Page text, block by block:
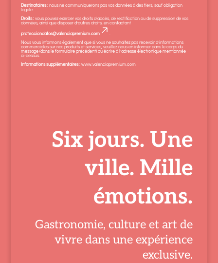
Destinataires :nous ne communiquerons pas vos données à des tiers, sauf obligation
légale.
Droits :vous pouvez exercer vos droits d’accès, de rectification ou de suppression de vos
données, ainsi que disposer d’autres droits, en contactant
protecciondatos@valenciapremium.com
.
Nous vous informons également que si vous ne souhaitez pas recevoir d’informations
commerciales sur nos produits et services, veuillez nous en informer dans le corps du
message (dans le formulaire précédent) ou écrire à l’adresse électronique mentionnée
ci‑dessus.
Informations supplémentaires : www.valenciapremium.com
Six jours. Une
ville. Mille
émotions.
Gastronomie, culture et art de
vivre dans une expérience
exclusive.